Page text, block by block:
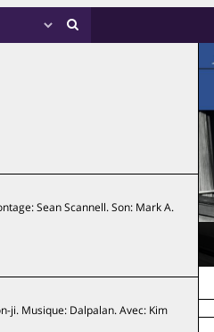
Sean Scannell. Son: Mark A.
ji. Musique: Dalpalan. Avec: Kim